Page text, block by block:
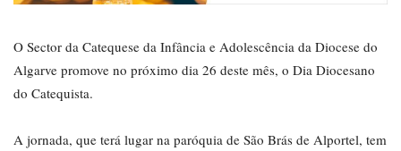
O Sector da Catequese da Infância e Adolescência da Diocese do
Algarve promove no próximo dia 26 deste mês, o Dia Diocesano
do Catequista.
A jornada, que terá lugar na paróquia de São Brás de Alportel, tem